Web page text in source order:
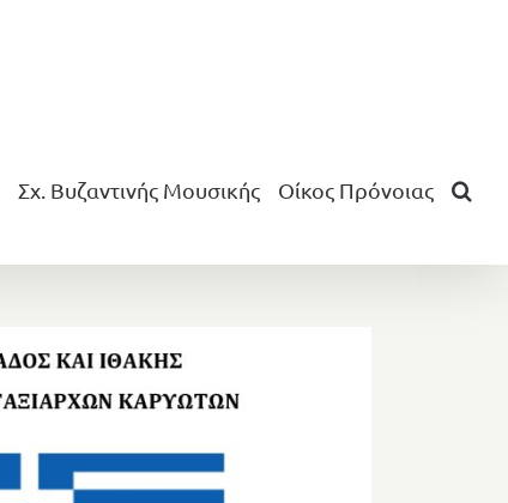
Σχ. Βυζαντινής Μουσικής Οίκος Πρόνοιας